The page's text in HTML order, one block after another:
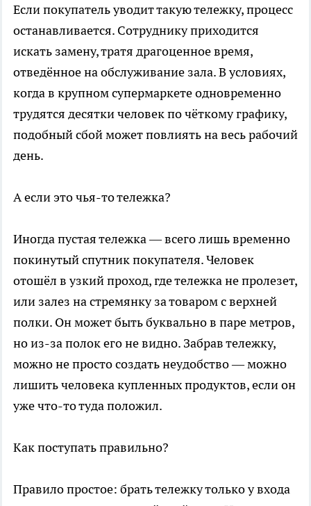
Если покупатель уводит такую тележку, процесс
останавливается. Сотруднику приходится
искать замену, тратя драгоценное время,
отведённое на обслуживание зала. В условиях,
когда в крупном супермаркете одновременно
трудятся десятки человек по чёткому графику,
подобный сбой может повлиять на весь рабочий
день.
А если это чья-то тележка?
Иногда пустая тележка — всего лишь временно
покинутый спутник покупателя. Человек
отошёл в узкий проход, где тележка не пролезет,
или залез на стремянку за товаром с верхней
полки. Он может быть буквально в паре метров,
но из-за полок его не видно. Забрав тележку,
можно не просто создать неудобство — можно
лишить человека купленных продуктов, если он
уже что-то туда положил.
Как поступать правильно?
Правило простое: брать тележку только у входа